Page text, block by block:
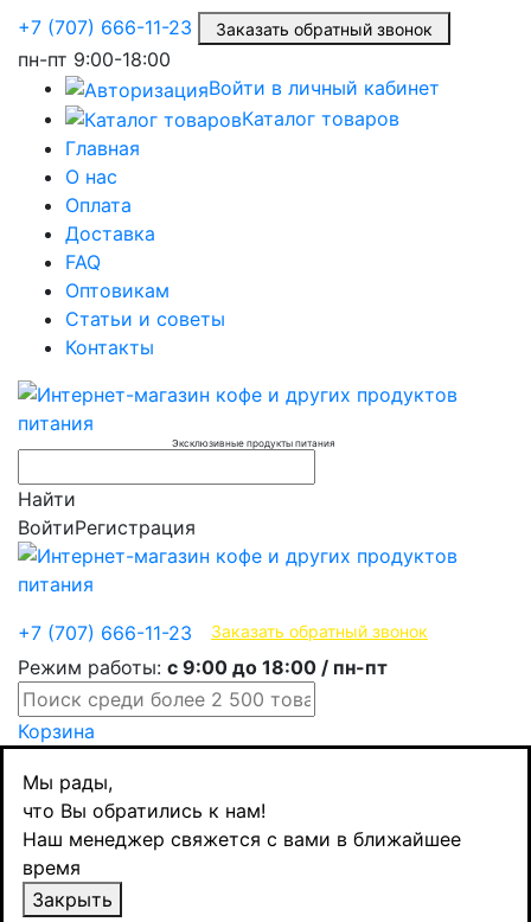
+7 (707) 666-11-23 Заказать обратный звонок
пн-пт 9:00-18:00
Войти в личный кабинет
Каталог товаров
Главная
О нас
Оплата
Доставка
FAQ
Оптовикам
Статьи и советы
Контакты
Эксклюзивные продукты питания
Найти
ВойтиРегистрация
+7 (707) 666-11-23 Заказать обратный звонок
Режим работы: с 9:00 до 18:00 / пн-пт
Корзина
Мы рады,
что Вы обратились к нам!
Наш менеджер свяжется с вами в ближайшее
время
Закрыть
Выгодные предложения
Кофе зерно и печенье 2 пачки
Назадтоваров
Каталог товаров